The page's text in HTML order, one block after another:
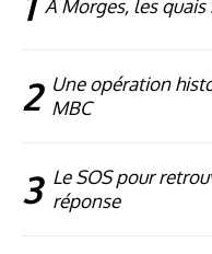
À Morges, les
2 Une opération
MBC
3 Le SOS pour
réponse